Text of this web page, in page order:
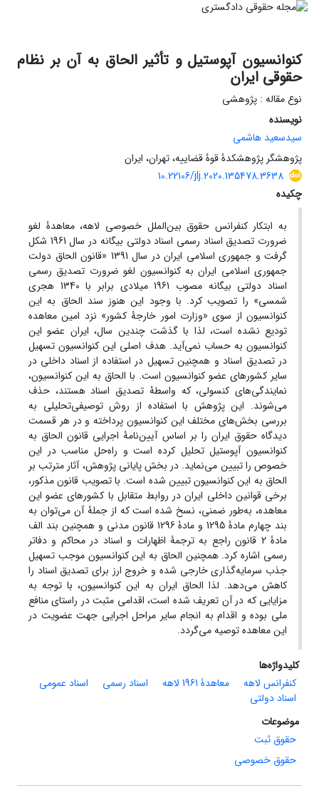
کنوانسیون آپوستیل و تأثیر الحاق به آن بر نظام
حقوقی ایران
نوع مقاله : پژوهشی
نویسنده
سیدسعید هاشمی
پژوهشگر پژوهشکدۀ قوۀ قضاییه، تهران، ایران
10.22106/jlj.2020.135478.3638
چکیده
به ابتکار کنفرانس حقوق بین‌الملل خصوصی لاهه، معاهدۀ لغو
ضرورت تصدیق اسناد رسمی اسناد دولتی بیگانه در سال 1961 شکل
گرفت و جمهوری اسلامی ایران در سال 1391 «قانون الحاق دولت
جمهوری اسلامی ایران به کنوانسیون لغو ضرورت تصدیق رسمی
اسناد دولتی بیگانه مصوب 1961 میلادی برابر با 1340 هجری
شمسی» را تصویب کرد. با وجود این هنوز سند الحاق به این
کنوانسیون از سوی «وزارت امور خارجۀ کشور» نزد امین معاهده
تودیع نشده است، لذا با گذشت چندین سال، ایران عضو این
کنوانسیون به حساب نمی‌آید. هدف اصلی این کنوانسیون تسهیل
در تصدیق اسناد و همچنین تسهیل در استفاده از اسناد داخلی در
سایر کشورهای عضو کنوانسیون است. با الحاق به این کنوانسیون،
نمایندگی‌های کنسولی، که واسطۀ تصدیق اسناد هستند، حذف
می‌شوند. این پژوهش با استفاده از روش توصیفی‌تحلیلی به
بررسی بخش‌های مختلف این کنوانسیون پرداخته و در هر قسمت
دیدگاه حقوق ایران را بر اساس آیین‌نامۀ اجرایی قانون الحاق به
کنوانسیون آپوستیل تحلیل کرده است و راه‌حل مناسب‌ در این
خصوص را تبیین می‌نماید. در بخش پایانی پژوهش، آثار مترتب بر
الحاق به این کنوانسیون تبیین شده است. با تصویب قانون مذکور،
برخی قوانین داخلی ایران در روابط متقابل با کشورهای عضو این
معاهده، به‌طور ضمنی، نسخ شده است که از جملۀ آن می‌توان به
بند چهارم مادۀ 1295 و مادۀ 1296 قانون مدنی و همچنین بند الف
مادۀ 2 قانون راجع به ترجمۀ اظهارات و اسناد در محاکم و دفاتر
رسمی اشاره کرد. همچنین الحاق به این کنوانسیون موجب تسهیل
جذب سرمایه‌گذاری خارجی شده و خروج ارز برای تصدیق اسناد را
کاهش می‌دهد. لذا الحاق ایران به این کنوانسیون، با توجه به
مزایایی که در آن تعریف شده است، اقدامی مثبت در راستای منافع
ملی بوده و اقدام به انجام سایر مراحل اجرایی جهت عضویت در
این معاهده توصیه می‌گردد.
کلیدواژه‌ها
کنفرانس لاهه
معاهدۀ 1961 لاهه اسناد رسمی
اسناد عمومی
اسناد دولتی
موضوعات
حقوق ثبت
حقوق خصوصی